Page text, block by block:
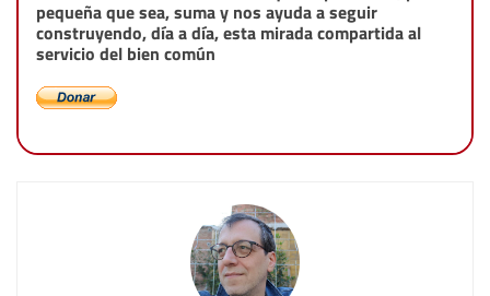
pequeña que sea, suma y nos ayuda a seguir
construyendo, día a día, esta mirada compartida al
servicio del bien común